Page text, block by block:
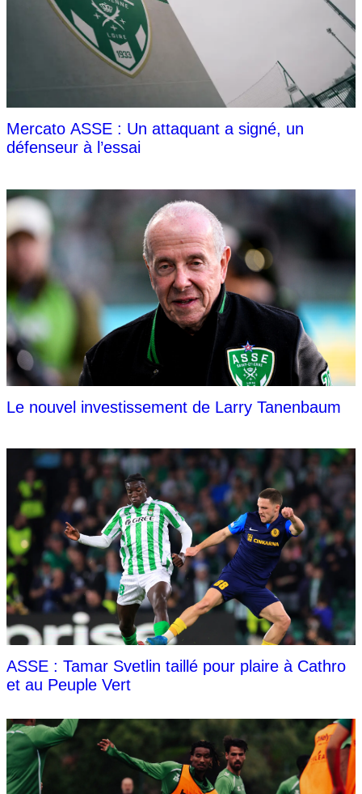
Mercato ASSE : Un attaquant a signé, un
défenseur à l’essai
Le nouvel investissement de Larry Tanenbaum
ASSE : Tamar Svetlin taillé pour plaire à Cathro
et au Peuple Vert